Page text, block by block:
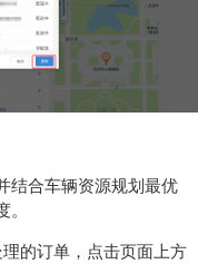
结合车辆资源规划最优
的订单，点击页面上方